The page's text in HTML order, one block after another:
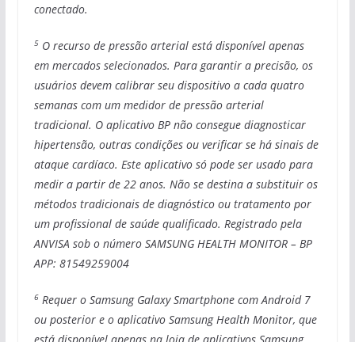
conectado.
5O recurso de pressão arterial está disponível apenas
em mercados selecionados. Para garantir a precisão, os
usuários devem calibrar seu dispositivo a cada quatro
semanas com um medidor de pressão arterial
tradicional. O aplicativo BP não consegue diagnosticar
hipertensão, outras condições ou verificar se há sinais de
ataque cardíaco. Este aplicativo só pode ser usado para
medir a partir de 22 anos. Não se destina a substituir os
métodos tradicionais de diagnóstico ou tratamento por
um profissional de saúde qualificado. Registrado pela
ANVISA sob o número SAMSUNG HEALTH MONITOR – BP
APP: 81549259004
6Requer o Samsung Galaxy Smartphone com Android 7
ou posterior e o aplicativo Samsung Health Monitor, que